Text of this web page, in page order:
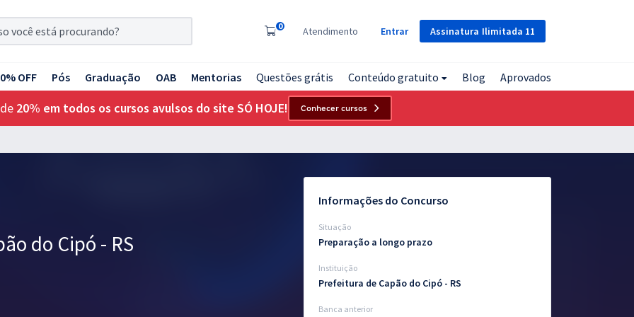
Assinatura Ilimitada 11
0 Atendimento Entrar
OFF Pós Graduação OAB Mentorias Questões grátis Conteúdo gratuito Blog Aprovados
20% em todos os cursos avulsos do site SÓ HOJE! Conhecer cursos
do Cipó - RS
Informações do Concurso
Situação
Preparação a longo prazo
Instituição
Prefeitura de Capão do Cipó - RS
Banca anterior